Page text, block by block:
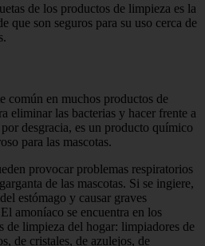
de los productos de limpieza es la
que son seguros para su uso cerca de
común en muchos productos de
eliminar las bacterias y hacer frente a
desgracia, es un producto químico
para las mascotas.
provocar problemas respiratorios
de las mascotas. Si se ingiere,
estómago y causar graves
amoníaco se encuentra en los
de limpieza del hogar: limpiadores de
de cristales, de azulejos, de